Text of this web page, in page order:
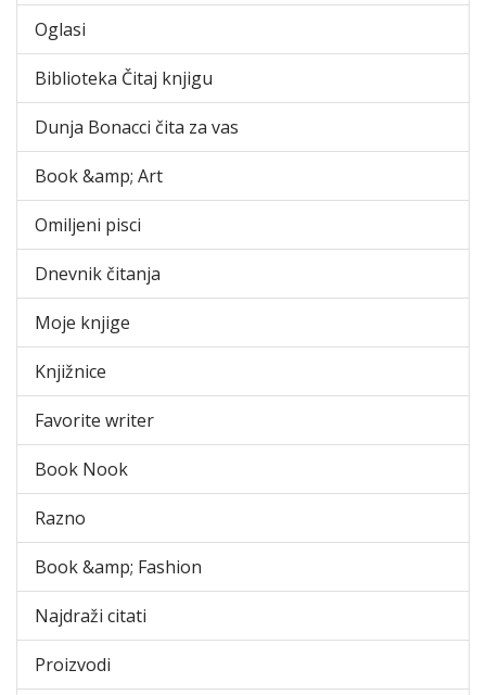
Oglasi
Biblioteka Čitaj knjigu
Dunja Bonacci čita za vas
Book &amp; Art
Omiljeni pisci
Dnevnik čitanja
Moje knjige
Knjižnice
Favorite writer
Book Nook
Razno
Book &amp; Fashion
Najdraži citati
Proizvodi